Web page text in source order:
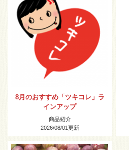
8月のおすすめ「ツキコレ」ラ
インアップ
商品紹介
2026/08/01更新